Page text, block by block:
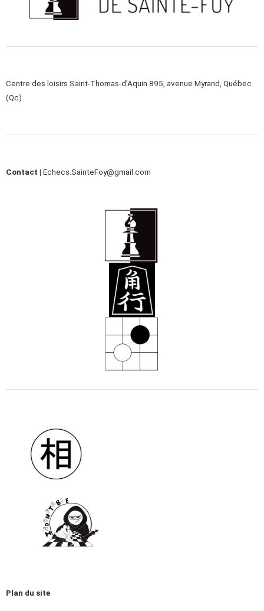
Centre des loisirs Saint-Thomas-d’Aquin 895, avenue Myrand, Québec
(Qc)
Contact | Echecs.SainteFoy@gmail.com
Plan du site